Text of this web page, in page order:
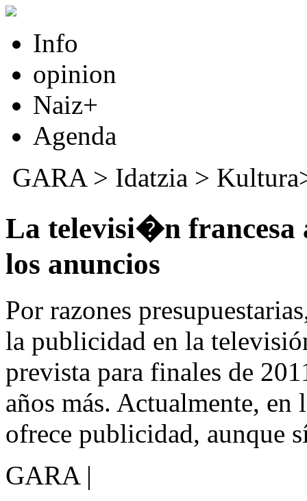
Info
opinion
Naiz+
Agenda
GARA> Idatzia >
La televisi�n francesa
los anuncios
Por razones
la publicidad en la
prevista para finales de
años más. Actualmente,
ofrece publicidad, aunque
GARA |